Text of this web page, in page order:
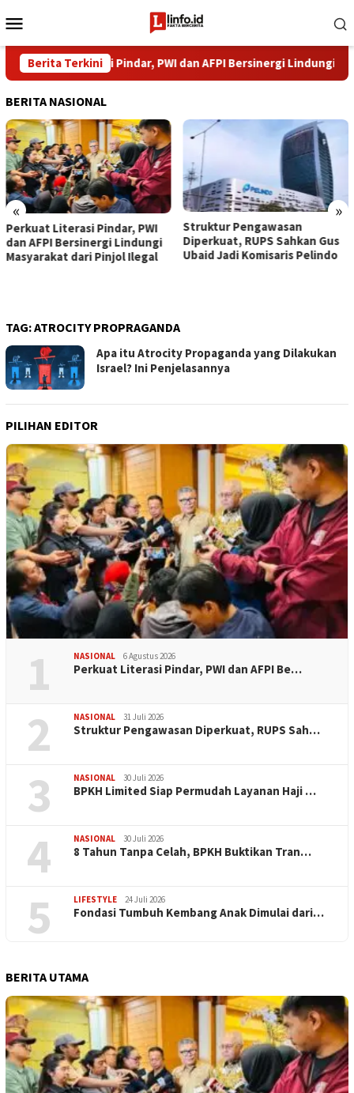
ke
Mobile
Berita Terkini
Perkuat Literasi Pindar, PWI dan AFPI Bersinergi Lindungi
BERITA NASIONAL
« »
Perkuat Literasi Pindar, PWI
dan AFPI Bersinergi Lindungi
Masyarakat dari Pinjol Ilegal
​Struktur Pengawasan
Diperkuat, RUPS Sahkan Gus
Ubaid Jadi Komisaris Pelindo
TAG:ATROCITY PROPRAGANDA
Apa itu Atrocity Propaganda yang Dilakukan
Israel? Ini Penjelasannya
PILIHAN EDITOR
1 NASIONAL 6 Agustus 2026
Perkuat Literasi Pindar, PWI dan AFPI Be…
2 NASIONAL 31 Juli 2026
​Struktur Pengawasan Diperkuat, RUPS Sah…
3 NASIONAL 30 Juli 2026
BPKH Limited Siap Permudah Layanan Haji …
4 NASIONAL 30 Juli 2026
​8 Tahun Tanpa Celah, BPKH Buktikan Tran…
5 LIFESTYLE 24 Juli 2026
Fondasi Tumbuh Kembang Anak Dimulai dari…
BERITA UTAMA